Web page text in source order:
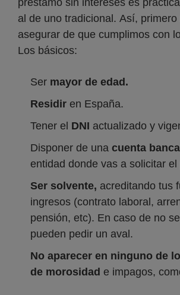
préstamo sin intereses es
al de uno tradicional. Así,
asegurar de que cumplimos con
Los básicos:
Ser mayor de edad.
Residir en España.
Tener el DNI actualizado y
Disponer de una cuenta
entidad donde vas a solicitar el
Ser solvente, acreditando tus
ingresos (contrato laboral,
pensión, etc). En caso de no
pueden pedir un aval.
No aparecer en ninguno de
de morosidad e impagos,